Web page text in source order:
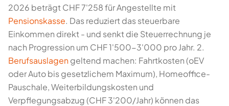
2026 beträgt CHF 7'258 für Angestellte mit
Pensionskasse. Das reduziert das steuerbare
Einkommen direkt - und senkt die Steuerrechnung je
nach Progression um CHF 1'500-3'000 pro Jahr. 2.
Berufsauslagengeltend machen: Fahrtkosten (oEV
oder Auto bis gesetzlichem Maximum), Homeoffice-
Pauschale, Weiterbildungskosten und
Verpflegungsabzug (CHF 3'200/Jahr) können das